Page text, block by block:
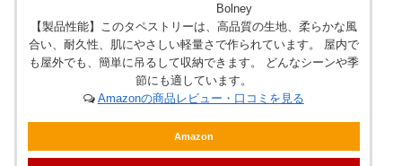
Bolney
【製品性能】このタペストリーは、高品質の生地、柔らかな風
合い、耐久性、肌にやさしい軽量さで作られています。 屋内で
も屋外でも、簡単に吊るして収納できます。 どんなシーンや季
節にも適しています。
Amazonの商品レビュー・口コミを見る
Amazon